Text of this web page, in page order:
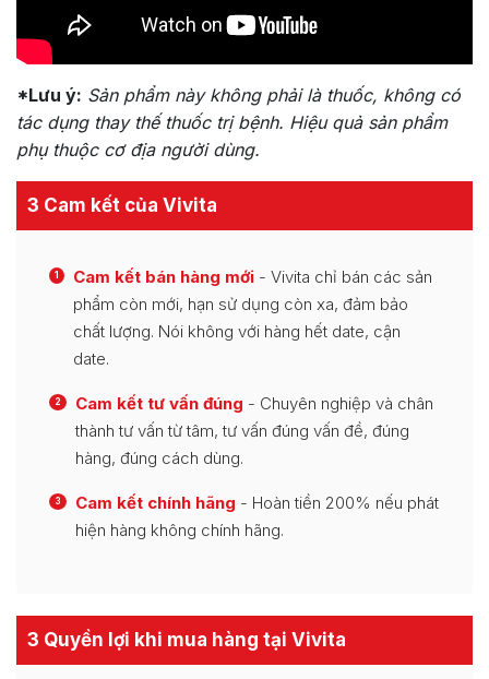
*Lưu ý: Sản phẩm này không phải là thuốc, không có
tác dụng thay thế thuốc trị bệnh. Hiệu quả sản phẩm
phụ thuộc cơ địa người dùng.
3 Cam kết của Vivita
1 Cam kết bán hàng mới - Vivita chỉ bán các sản
phẩm còn mới, hạn sử dụng còn xa, đảm bảo
chất lượng. Nói không với hàng hết date, cận
date.
2 Cam kết tư vấn đúng - Chuyên nghiệp và chân
thành tư vấn từ tâm, tư vấn đúng vấn đề, đúng
hàng, đúng cách dùng.
3 Cam kết chính hãng - Hoàn tiền 200% nếu phát
hiện hàng không chính hãng.
3 Quyền lợi khi mua hàng tại Vivita